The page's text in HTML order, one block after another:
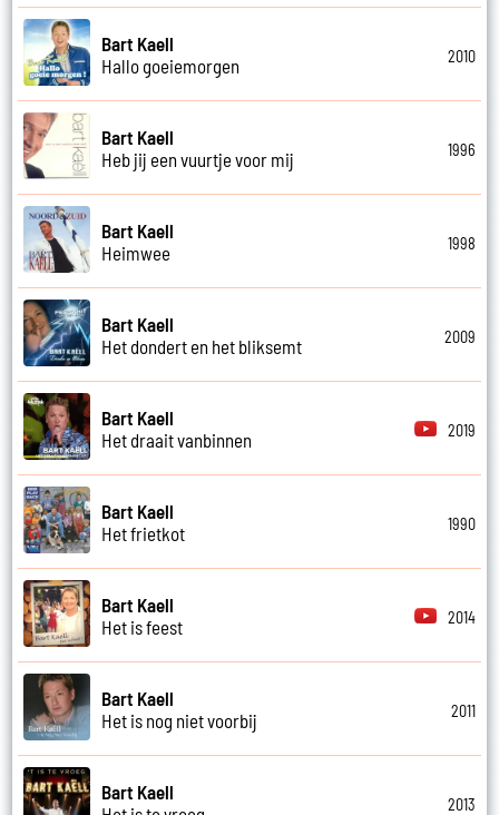
Bart Kaell
Hallo goeiemorgen
2010
Bart Kaell
Heb jij een vuurtje voor mij
1996
Bart Kaell
Heimwee
1998
Bart Kaell
Het dondert en het bliksemt
2009
Bart Kaell
Het draait vanbinnen
2019
Bart Kaell
Het frietkot
1990
Bart Kaell
Het is feest
2014
Bart Kaell
Het is nog niet voorbij
2011
Bart Kaell
2013